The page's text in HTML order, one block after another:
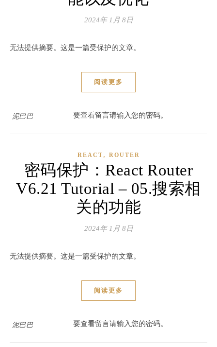
2024年 1月 8日
无法提供摘要。这是一篇受保护的文章。
阅读更多
泥巴巴 要查看留言请输入您的密码。
REACT , ROUTER
密码保护：React Router
V6.21 Tutorial – 05.搜索相
关的功能
2024年 1月 8日
无法提供摘要。这是一篇受保护的文章。
阅读更多
泥巴巴 要查看留言请输入您的密码。